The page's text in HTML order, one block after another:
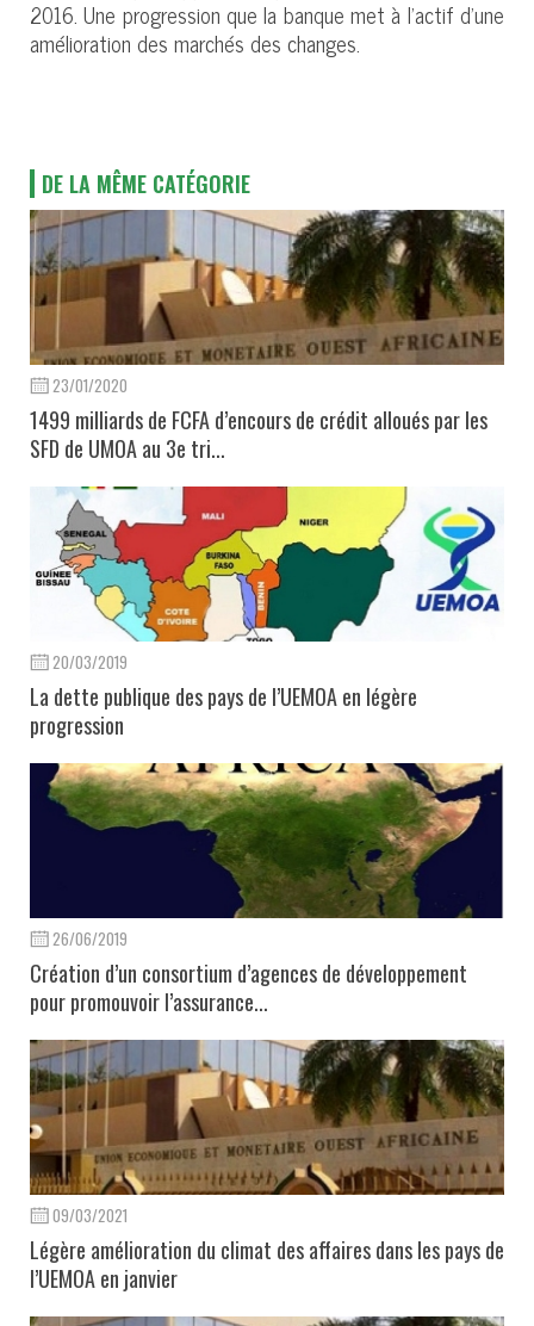
2016. Une progression que la banque met à l’actif d’une
amélioration des marchés des changes.
DE LA MÊME CATÉGORIE
23/01/2020
1499 milliards de FCFA d’encours de crédit alloués par les
SFD de UMOA au 3e tri...
20/03/2019
La dette publique des pays de l’UEMOA en légère
progression
26/06/2019
Création d’un consortium d’agences de développement
pour promouvoir l’assurance...
09/03/2021
Légère amélioration du climat des affaires dans les pays de
l’UEMOA en janvier